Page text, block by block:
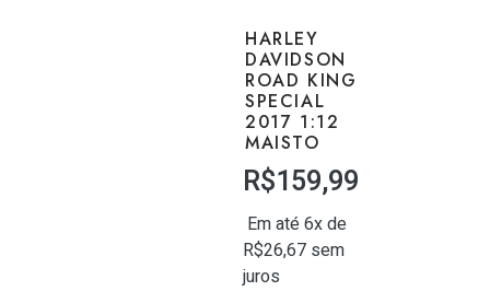
HARLEY
DAVIDSON
ROAD KING
SPECIAL
2017 1:12
MAISTO
R$159,99
Em até 6x de
R$26,67 sem
juros